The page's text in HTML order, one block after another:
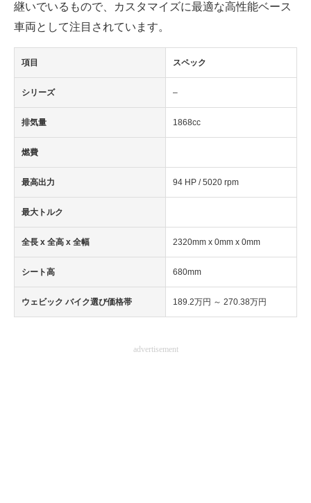
継いでいるもので、カスタマイズに最適な高性能ベース
車両として注目されています。
項目 スペック
シリーズ –
排気量 1868cc
燃費
最高出力 94 HP / 5020 rpm
最大トルク
全長 x 全高 x 全幅 2320mm x 0mm x 0mm
シート高 680mm
ウェビック バイク選び価格帯 189.2万円 ～ 270.38万円
advertisement